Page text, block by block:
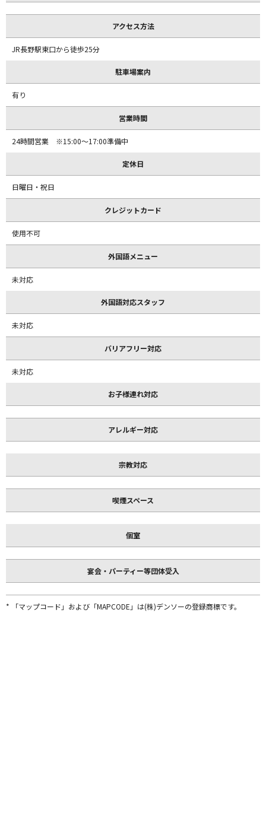
アクセス方法
JR長野駅東口から徒歩25分
駐車場案内
有り
営業時間
24時間営業 ※15:00～17:00準備中
定休日
日曜日・祝日
クレジットカード
使用不可
外国語メニュー
未対応
外国語対応スタッフ
未対応
バリアフリー対応
未対応
お子様連れ対応
アレルギー対応
宗教対応
喫煙スペース
個室
宴会・パーティー等団体受入
* 「マップコード」および「MAPCODE」は(株)デンソーの登録商標です。